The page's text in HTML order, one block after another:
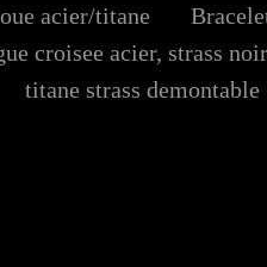
acier/titane
croisee acier, strass
titane strass demontable